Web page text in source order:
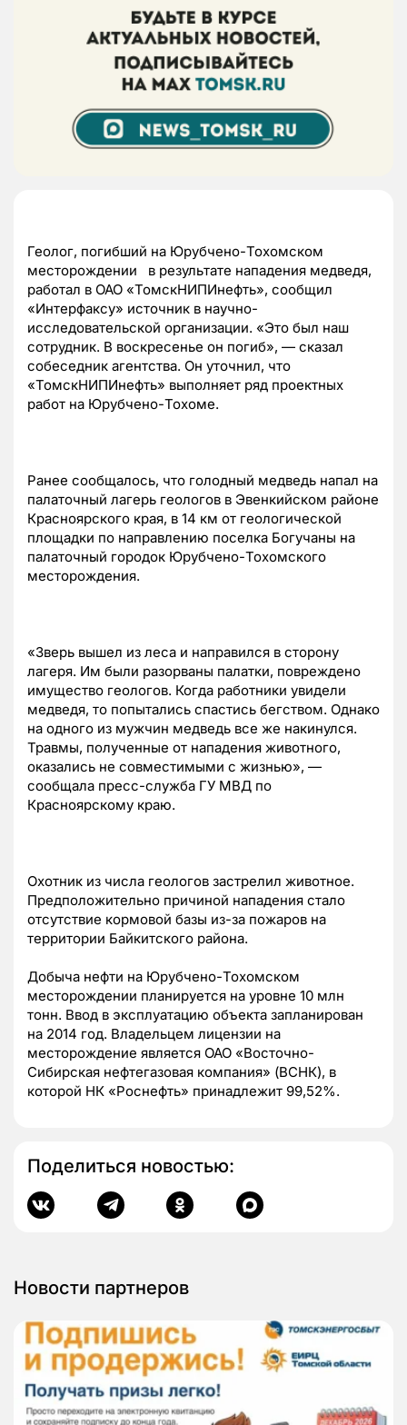
Геолог, погибший на Юрубчено-Тохомском
месторождении в результате нападения медведя,
работал в ОАО «ТомскНИПИнефть», сообщил
«Интерфаксу» источник в научно-
исследовательской организации. «Это был наш
сотрудник. В воскресенье он погиб», — сказал
собеседник агентства. Он уточнил, что
«ТомскНИПИнефть» выполняет ряд проектных
работ на Юрубчено-Тохоме.
Ранее сообщалось, что голодный медведь напал на
палаточный лагерь геологов в Эвенкийском районе
Красноярского края, в 14 км от геологической
площадки по направлению поселка Богучаны на
палаточный городок Юрубчено-Тохомского
месторождения.
«Зверь вышел из леса и направился в сторону
лагеря. Им были разорваны палатки, повреждено
имущество геологов. Когда работники увидели
медведя, то попытались спастись бегством. Однако
на одного из мужчин медведь все же накинулся.
Травмы, полученные от нападения животного,
оказались не совместимыми с жизнью», —
сообщала пресс-служба ГУ МВД по
Красноярскому краю.
Охотник из числа геологов застрелил животное.
Предположительно причиной нападения стало
отсутствие кормовой базы из-за пожаров на
территории Байкитского района.
Добыча нефти на Юрубчено-Тохомском
месторождении планируется на уровне 10 млн
тонн. Ввод в эксплуатацию объекта запланирован
на 2014 год. Владельцем лицензии на
месторождение является ОАО «Восточно-
Сибирская нефтегазовая компания» (ВСНК), в
которой НК «Роснефть» принадлежит 99,52%.
Поделиться новостью:
Новости партнеров